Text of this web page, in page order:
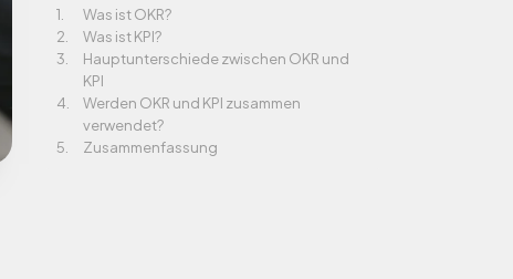
Was ist OKR?
Was ist KPI?
Hauptunterschiede zwischen OKR und
KPI
Werden OKR und KPI zusammen
verwendet?
Zusammenfassung